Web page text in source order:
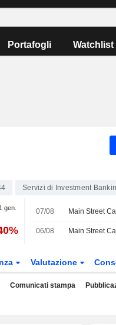
Portafogli Watchlist
Servizi di Investment
gen. 07/08
06/08
Valutazione
Comunicati stampa